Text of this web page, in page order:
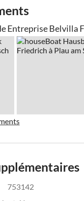
Entreprise Belvilla
753142